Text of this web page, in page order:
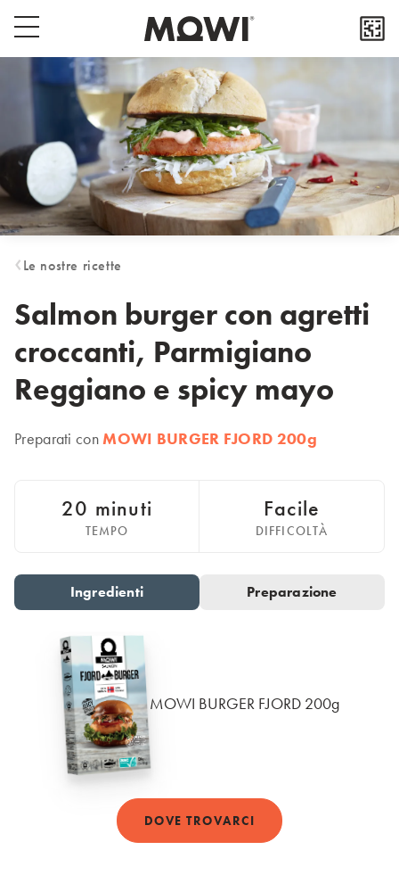
Menu switch buttonSelect your location
Popup close button
Asia
日本
日本語
대한민국
한국어
Europe
Deutschland
Español
France
Italia
Italiano
Polska
Svenska
United Kingdom
English
North America
United States
English
Global
MOWI Salmon Global
English
Le nostre ricette
Salmon burger con agretti
croccanti, Parmigiano
Reggiano e spicy mayo
Preparati conMOWI BURGER FJORD 200g
20 minuti
TEMPO
Facile
DIFFICOLTÀ
Go to slide 1
Ingredienti Go to slide 2
Preparazione
MOWI BURGER FJORD 200g
DOVE TROVARCI